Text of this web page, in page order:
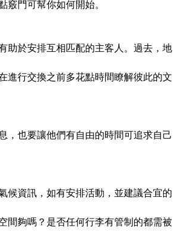
門可幫你如何開始。
助於安排互相匹配的主客人。過去，地
進行交換之前多花點時間瞭解彼此的文
，也要讓他們有自由的時間可追求自己
候資訊，如有安排活動，並建議合宜的
間夠嗎？是否任何行李有管制的都需被